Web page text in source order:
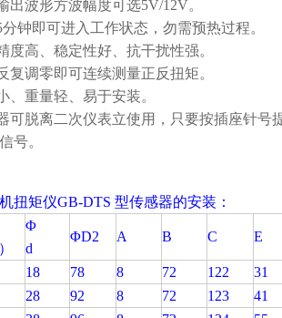
出波形方波幅度可选5V/12V。
分钟即可进入工作状态，勿需预热过程。
度高、稳定性好、抗干扰性强。
复调零即可连续测量正反扭矩。
、重量轻、易于安装。
可脱离二次仪表立使用，只要按插座针
号。
扭矩仪GB-DTS 型传感器的安装：
Φ
d
ΦD2 A B C E
18 78 8 72 122 31
28 92 8 72 123 41